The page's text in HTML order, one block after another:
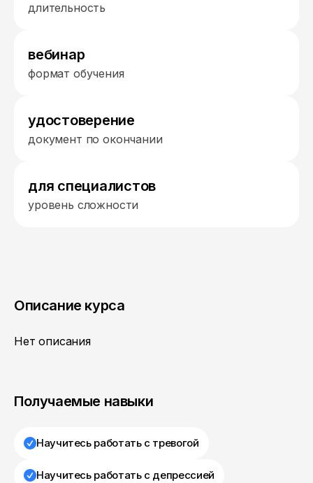
длительность
вебинар
формат обучения
удостоверение
документ по окончании
для специалистов
уровень сложности
Описание курса
Нет описания
Получаемые навыки
Научитесь работать с тревогой
Научитесь работать с депрессией